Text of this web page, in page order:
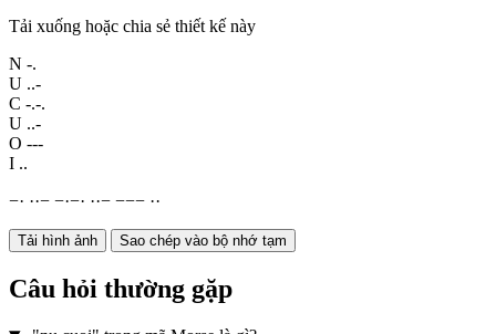
Tải xuống hoặc chia sẻ thiết kế này
N -.
U ..-
C -.-.
U ..-
O ---
I ..
−· ··− −·−· ··− −−− ··
Tải hình ảnh Sao chép vào bộ nhớ tạm
Câu hỏi thường gặp